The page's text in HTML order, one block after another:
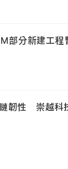
部分新建工
韌性 崇越科